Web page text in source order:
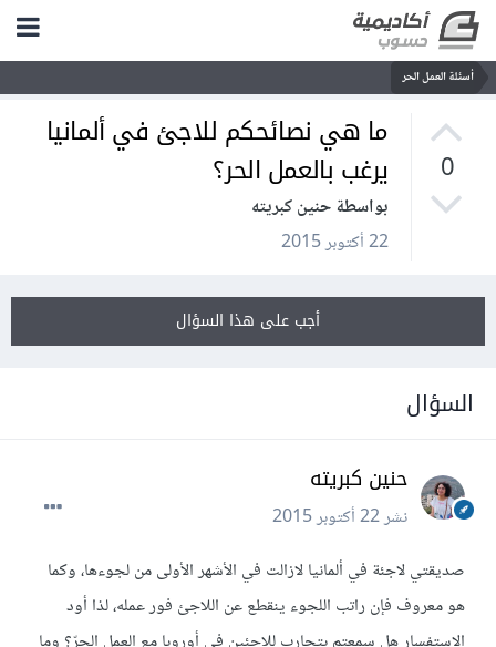
أسئلة العمل الحر
0
ما هي نصائحكم للاجئ في ألمانيا
يرغب بالعمل الحر؟
بواسطة حنين كبريته
22 أكتوبر 2015
أجب على هذا السؤال
السؤال
حنين كبريته
نشر22 أكتوبر 2015
صديقتي لاجئة في ألمانيا لازالت في الأشهر الأولى من لجوءها، وكما
هو معروف فإن راتب اللجوء ينقطع عن اللاجئ فور عمله، لذا أود